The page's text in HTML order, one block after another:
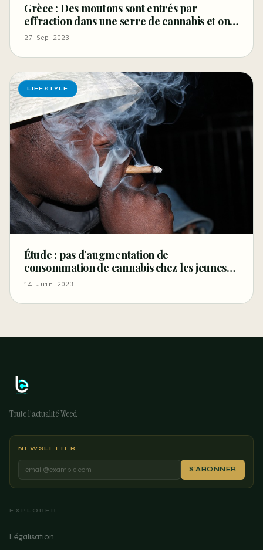
Grèce : Des moutons sont entrés par
effraction dans une serre de cannabis et ont
mangé 100 kg d’herbes
27 Sep 2023
LIFESTYLE
Étude : pas d’augmentation de
consommation de cannabis chez les jeunes
vivant à proximité d’un dispensaire médical
14 Juin 2023
Toute l'actualité Weed
NEWSLETTER
S'ABONNER
EXPLORER
Légalisation